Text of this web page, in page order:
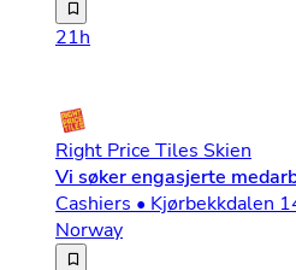
🍸 Bartendere – deltid og
21h
Right Price Tiles Skien
Vi søker engasjerte
Cashiers • Kjørbekkdalen
Norway
Om jobben Er du sulten